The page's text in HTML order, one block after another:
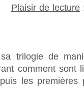
Plaisir de lecture
trilogie de
comment sont
les